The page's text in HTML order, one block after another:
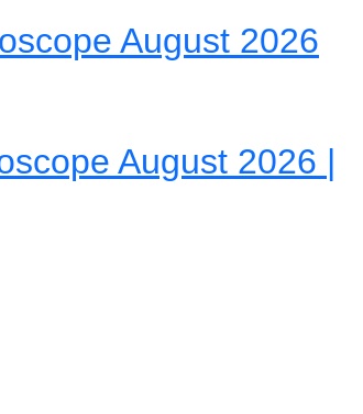
August 2026
August 2026 |